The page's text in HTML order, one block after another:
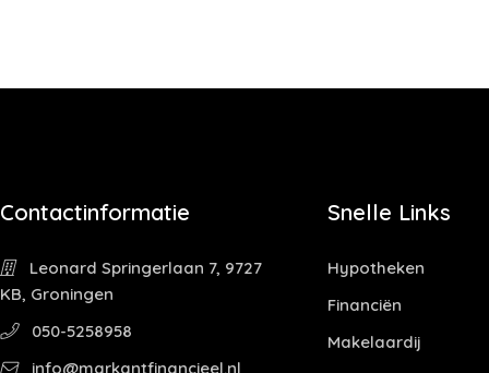
Contactinformatie
Leonard Springerlaan 7, 9727
KB, Groningen
050-5258958
info@markantfinancieel.nl
Snelle Links
Hypotheken
Financiën
Makelaardij